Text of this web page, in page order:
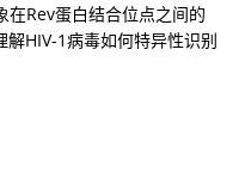
在Rev蛋白结合位点之间的
HIV-1病毒如何特异性识别